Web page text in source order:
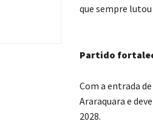
que sempre
Partido
Com a entrada
Araraquara e
2028.